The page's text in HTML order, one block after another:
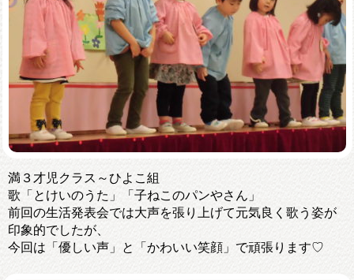
満３才児クラス～ひよこ組
歌「とけいのうた」「子ねこのパンやさん」
前回の生活発表会では大声を張り上げて元気良く歌う姿が
印象的でしたが、
今回は「優しい声」と「かわいい笑顔」で頑張ります♡